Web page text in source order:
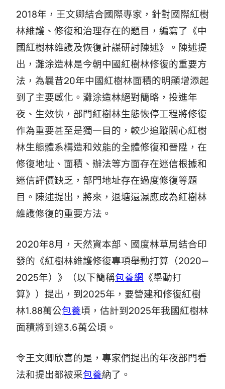
2018年，王文卿結合國際專家，針對國際紅樹
林維護、修復和治理存在的題目，編寫了《中
國紅樹林維護及恢復計謀研討陳述》。陳述提
出，灘涂造林是今朝中國紅樹林修復的重要方
法，為曩昔20年中國紅樹林面積的明顯增添起
到了主要感化。灘涂造林絕對簡略，投進年
夜、生效快，部門紅樹林生態恢停工程將修復
作為重要甚至是獨一目的，較少追蹤關心紅樹
林生態體系構造和效能的全體修復和晉陞，在
修復地址、面積、辦法等方面存在迷信根據和
迷信評價缺乏，部門地址存在過度修復等題
目。陳述提出，將來，退塘還濕應成為紅樹林
維護修復的重要方法。
2020年8月，天然資本部、國度林草局結合印
發的《紅樹林維護修復專項舉動打算（2020—
2025年）》（以下簡稱包養網 《舉動打
算》）提出，到2025年，要營建和修復紅樹
林1.88萬公包養頃，估計到2025年我國紅樹林
面積將到達3.6萬公頃。
令王文卿欣喜的是，專家們提出的年夜部門看
法和提出都被采包養納了。